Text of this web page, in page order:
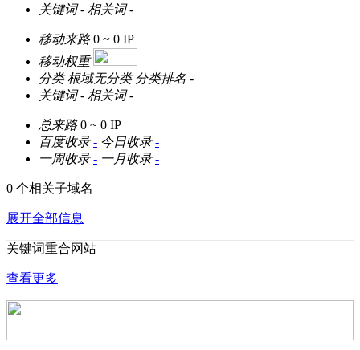
关键词 - 相关词 -
移动来路 0 ~ 0 IP
移动权重
分类 根域无分类 分类排名 -
关键词 - 相关词 -
总来路 0 ~ 0 IP
百度收录 - 今日收录 -
一周收录 - 一月收录 -
0 个相关子域名
展开全部信息
关键词重合网站
查看更多